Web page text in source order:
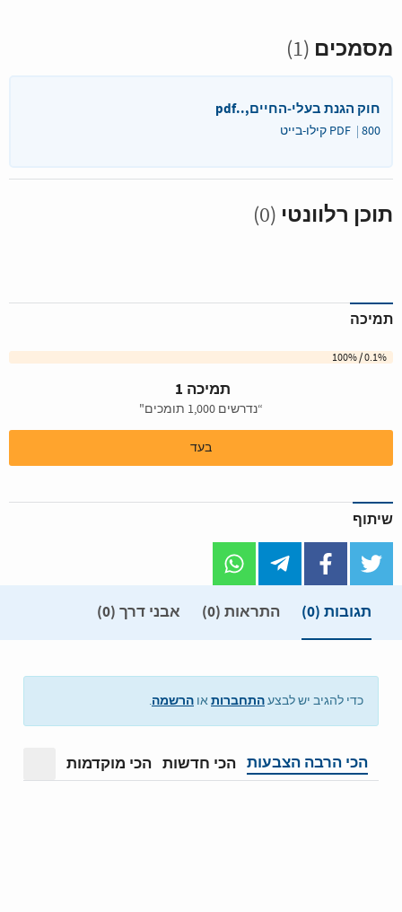
מסמכים (1)
חוק הגנת בעלי‑החיים,..pdf
PDF 800 קילו-בייט
תוכן רלוונטי (0)
תמיכה
0.1% / 100%
תמיכה 1
“נדרשים 1,000 תומכים"
בעד
שיתוף
תגובות (0) התראות (0) אבני דרך (0)
כדי להגיב יש לבצעהתחברותאו הרשמה.
הכי הרבה הצבעות הכי חדשות הכי מוקדמות